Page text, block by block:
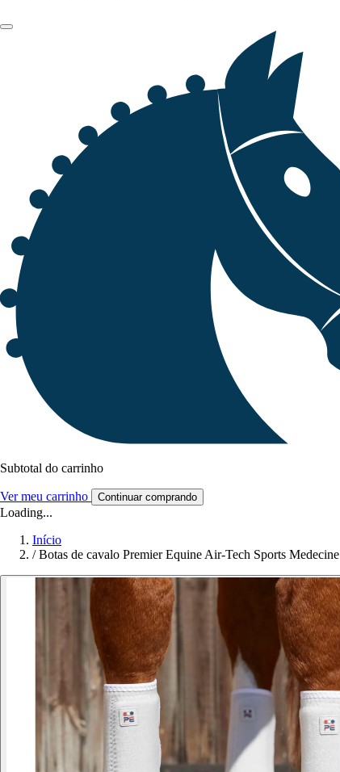
Subtotal do carrinho
Ver meu carrinho Continuar comprando
Loading...
Início
/ Botas de cavalo Premier Equine Air-Tech Sports Medecine